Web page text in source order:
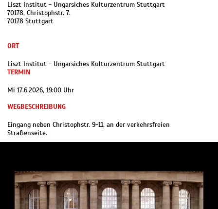
Liszt Institut - Ungarsiches Kulturzentrum Stuttgart
70178, Christophstr. 7.
70178 Stuttgart
ORT
Liszt Institut - Ungarsiches Kulturzentrum Stuttgart
TERMIN
Mi 17.6.2026, 19:00 Uhr
WEGBESCHREIBUNG
Eingang neben Christophstr. 9-11, an der verkehrsfreien
Straßenseite.